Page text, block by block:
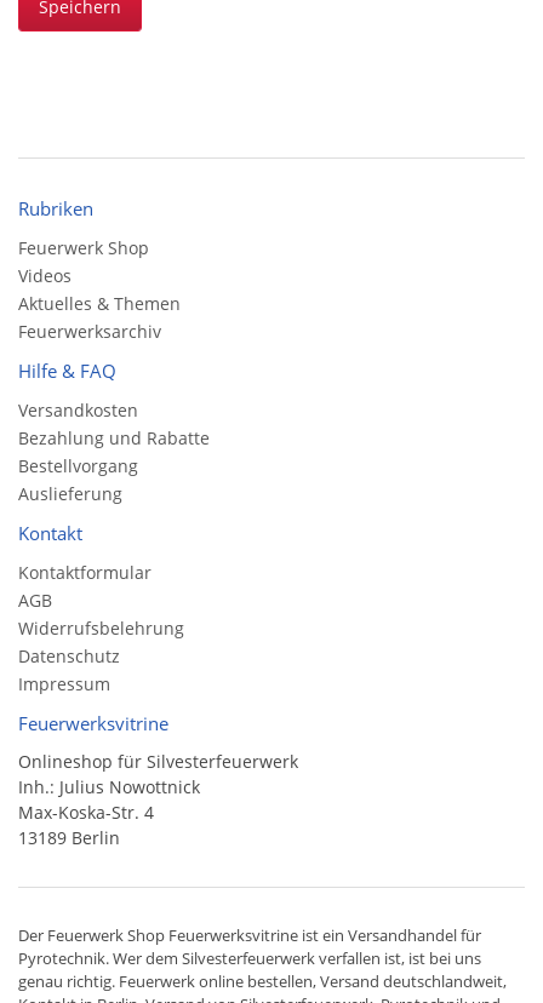
Speichern
Rubriken
Feuerwerk Shop
Videos
Aktuelles & Themen
Feuerwerksarchiv
Hilfe & FAQ
Versandkosten
Bezahlung und Rabatte
Bestellvorgang
Auslieferung
Kontakt
Kontaktformular
AGB
Widerrufsbelehrung
Datenschutz
Impressum
Feuerwerksvitrine
Onlineshop für Silvesterfeuerwerk
Inh.: Julius Nowottnick
Max-Koska-Str. 4
13189 Berlin
Der Feuerwerk Shop Feuerwerksvitrine ist ein Versandhandelfür
Pyrotechnik. Wer dem Silvesterfeuerwerk verfallen ist, ist bei uns
genau richtig. Feuerwerk online bestellen,Versand deutschlandweit,